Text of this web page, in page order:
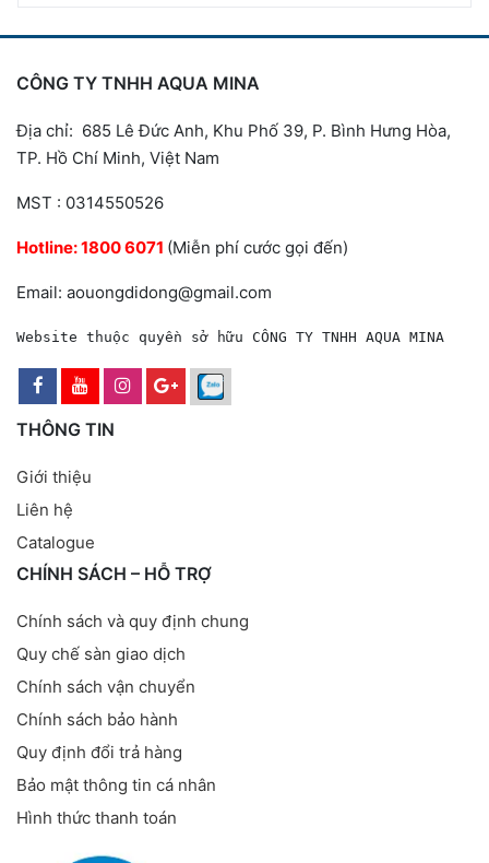
CÔNG TY TNHH AQUA MINA
Địa chỉ: 685 Lê Đức Anh, Khu Phố 39, P. Bình Hưng Hòa,
TP. Hồ Chí Minh, Việt Nam
MST : 0314550526
Hotline:1800 6071 (Miễn phí cước gọi đến)
Email: aouongdidong@gmail.com
Website thuộc quyền sở hữu CÔNG TY TNHH AQUA MINA
THÔNG TIN
Giới thiệu
Liên hệ
Catalogue
CHÍNH SÁCH – HỖ TRỢ
Chính sách và quy định chung
Quy chế sàn giao dịch
Chính sách vận chuyển
Chính sách bảo hành
Quy định đổi trả hàng
Bảo mật thông tin cá nhân
Hình thức thanh toán